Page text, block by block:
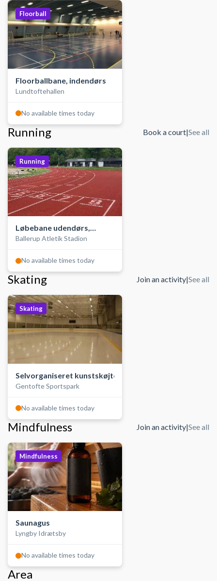
Floorball
Floorballbane, indendørs
Lundtoftehallen
No available times today
Running Book a court|See all
Running
Løbebane udendørs,
Atletik Stadion
Ballerup Atletik Stadion
No available times today
Skating Join an activity|See all
Skating
Selvorganiseret kunstskøjteløb
Gentofte Sportspark
No available times today
Mindfulness Join an activity|See all
Mindfulness
Saunagus
Lyngby Idrætsby
No available times today
Area